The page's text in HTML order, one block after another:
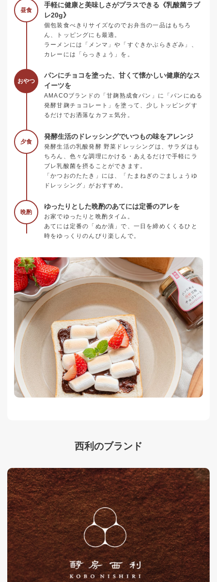
昼食
手軽に健康と美味しさがプラスできる《乳酸菌ラブ
レ20g》
個包装食べきりサイズなのでお弁当の一品はもちろ
ん、トッピングにも最適。
ラーメンには「メンマ」や「すぐきかぶらきざみ」、
カレーには「らっきょう」を。
おやつ
パンにチョコを塗った、甘くて懐かしい健康的なス
イーツを
AMACOブランドの「甘麹熟成食パン」に「パンにぬる
発酵甘麹チョコレート」を塗って、少しトッピングす
るだけでお洒落なカフェ気分。
夕食
発酵生活のドレッシングでいつもの味をアレンジ
発酵生活の乳酸発酵 野菜ドレッシングは、サラダはも
ちろん、色々な調理にかける・あえるだけで手軽にラ
ブレ乳酸菌を摂ることができます。
「かつおのたたき」には、「たまねぎのごましょうゆ
ドレッシング」がおすすめ。
晩酌
ゆったりとした晩酌のあてには定番のアレを
お家でゆったりと晩酌タイム。
あてには定番の「ぬか漬」で、一日を締めくくるひと
時をゆっくりのんびり楽しんで。
西利のブランド